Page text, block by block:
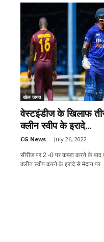
खेल जगत
वेस्टइंडीज के खिलाफ
क्लीन स्वीप के इरादे...
CG News - July 26, 2022
सीरीज पर 2 -0 पर कब्जा करने के
क्लीन स्वीप करने के इरादे से मैदान